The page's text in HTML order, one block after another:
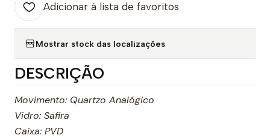
Adicionar à lista de favoritos
Mostrar stock das localizações
DESCRIÇÃO
Movimento: Quartzo Analógico
Vidro: Safira
Caixa: PVD